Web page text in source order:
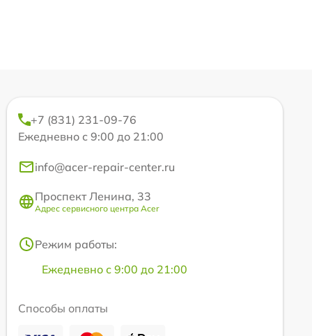
+7 (831) 231-09-76
Ежедневно с 9:00 до 21:00
info@acer-repair-center.ru
Проспект Ленина, 33
Адрес сервисного центра Acer
Режим работы:
Ежедневно с 9:00 до 21:00
Способы оплаты